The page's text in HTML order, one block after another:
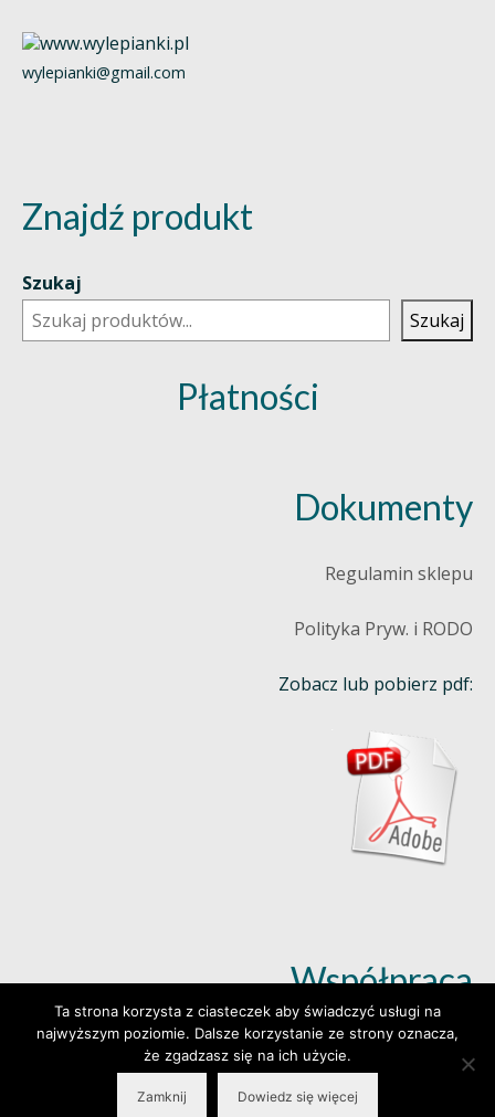
wylepianki@gmail.com
Znajdź produkt
Szukaj
Szukaj
Płatności
Dokumenty
Regulamin sklepu
Polityka Pryw. i RODO
Zobacz lub pobierz pdf:
Współpraca
Dowiedz się więcej (klik)
© 2026 Wylepianki - Made by: www.prosteWWW.pl
Ta strona korzysta z ciasteczek aby świadczyć usługi na
najwyższym poziomie. Dalsze korzystanie ze strony oznacza,
że zgadzasz się na ich użycie.
Zamknij Dowiedz się więcej